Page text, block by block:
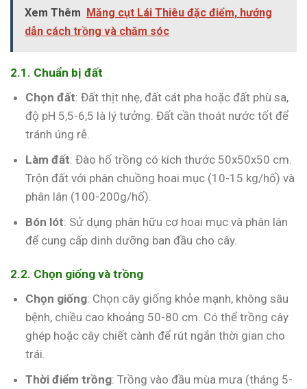
Xem Thêm
Măng cụt Lái Thiêu đặc điểm, hướng
dẫn cách trồng và chăm sóc
2.1. Chuẩn bị đất
Chọn đất: Đất thịt nhẹ, đất cát pha hoặc đất phù sa,
độ pH 5,5-6,5 là lý tưởng. Đất cần thoát nước tốt để
tránh úng rễ.
Làm đất: Đào hố trồng có kích thước 50x50x50 cm.
Trộn đất với phân chuồng hoai mục (10-15 kg/hố) và
phân lân (100-200g/hố).
Bón lót: Sử dụng phân hữu cơ hoai mục và phân lân
để cung cấp dinh dưỡng ban đầu cho cây.
2.2. Chọn giống và trồng
Chọn giống: Chọn cây giống khỏe mạnh, không sâu
bệnh, chiều cao khoảng 50-80 cm. Có thể trồng cây
ghép hoặc cây chiết cành để rút ngắn thời gian cho
trái.
Thời điểm trồng: Trồng vào đầu mùa mưa (tháng 5-